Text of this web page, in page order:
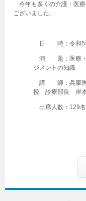
今年も多くの介護・医
ございました。
日 時：令和5
演 題：医療・
ジメントの知識
講 師：兵庫医
授 診療部長 岸
出席人数：129名